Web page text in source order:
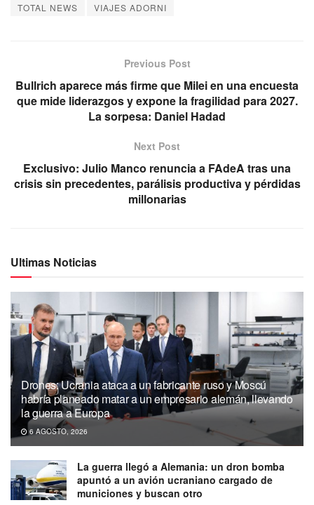
TOTAL NEWS
VIAJES ADORNI
Previous Post
Bullrich aparece más firme que Milei en una encuesta
que mide liderazgos y expone la fragilidad para 2027.
La sorpesa: Daniel Hadad
Next Post
Exclusivo: Julio Manco renuncia a FAdeA tras una
crisis sin precedentes, parálisis productiva y pérdidas
millonarias
Ultimas Noticias
Drones: Ucrania ataca a un fabricante ruso y Moscú
habría planeado matar a un empresario alemán, llevando
la guerra a Europa
6 AGOSTO, 2026
La guerra llegó a Alemania: un dron bomba
apuntó a un avión ucraniano cargado de
municiones y buscan otro